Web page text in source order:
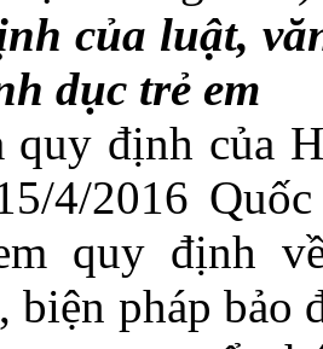
của luật,
dục trẻ em
quy định của
4/2016
quy định
biện pháp bảo